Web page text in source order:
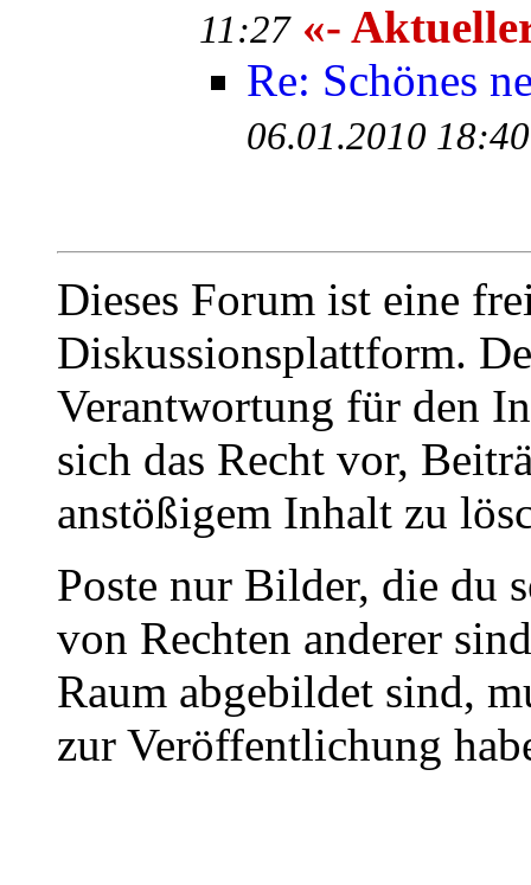
11:27«-
Re: Schönes
06.01.2010 18:40
Dieses Forum ist eine
Diskussionsplattform.
Verantwortung für den
sich das Recht vor,
anstößigem Inhalt zu
Poste nur Bilder, die du
von Rechten anderer
Raum abgebildet sind,
zur Veröffentlichung